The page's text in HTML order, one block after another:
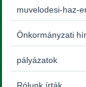
muvelodesi-haz-
Önkormányzati
pályázatok